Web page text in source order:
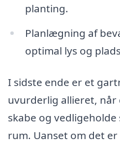
planting.
Planlægning af
optimal lys og
I sidste ende er et
uvurderlig allieret,
skabe og
rum. Uanset om det